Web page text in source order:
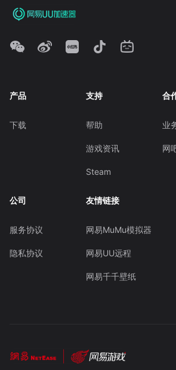
产品
下载
支持
帮助
游戏资讯
Steam
合
业
网
公司
服务协议
隐私协议
友情链接
网易MuMu模拟器
网易UU远程
网易千千壁纸